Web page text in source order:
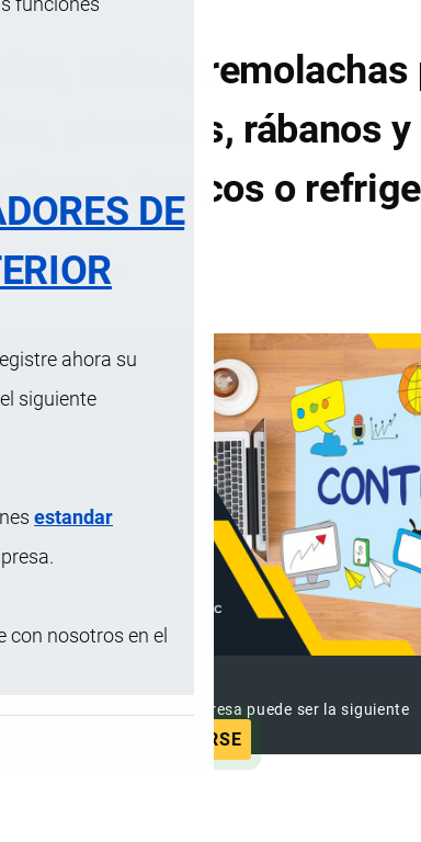
DE
ahora su
siguiente
estandar
con nosotros en el
nabos, remolachas
pionabos, rábanos
frescos o
vieron este anuncio, tu empresa puede ser la siguiente
SUSCRIBIRSE